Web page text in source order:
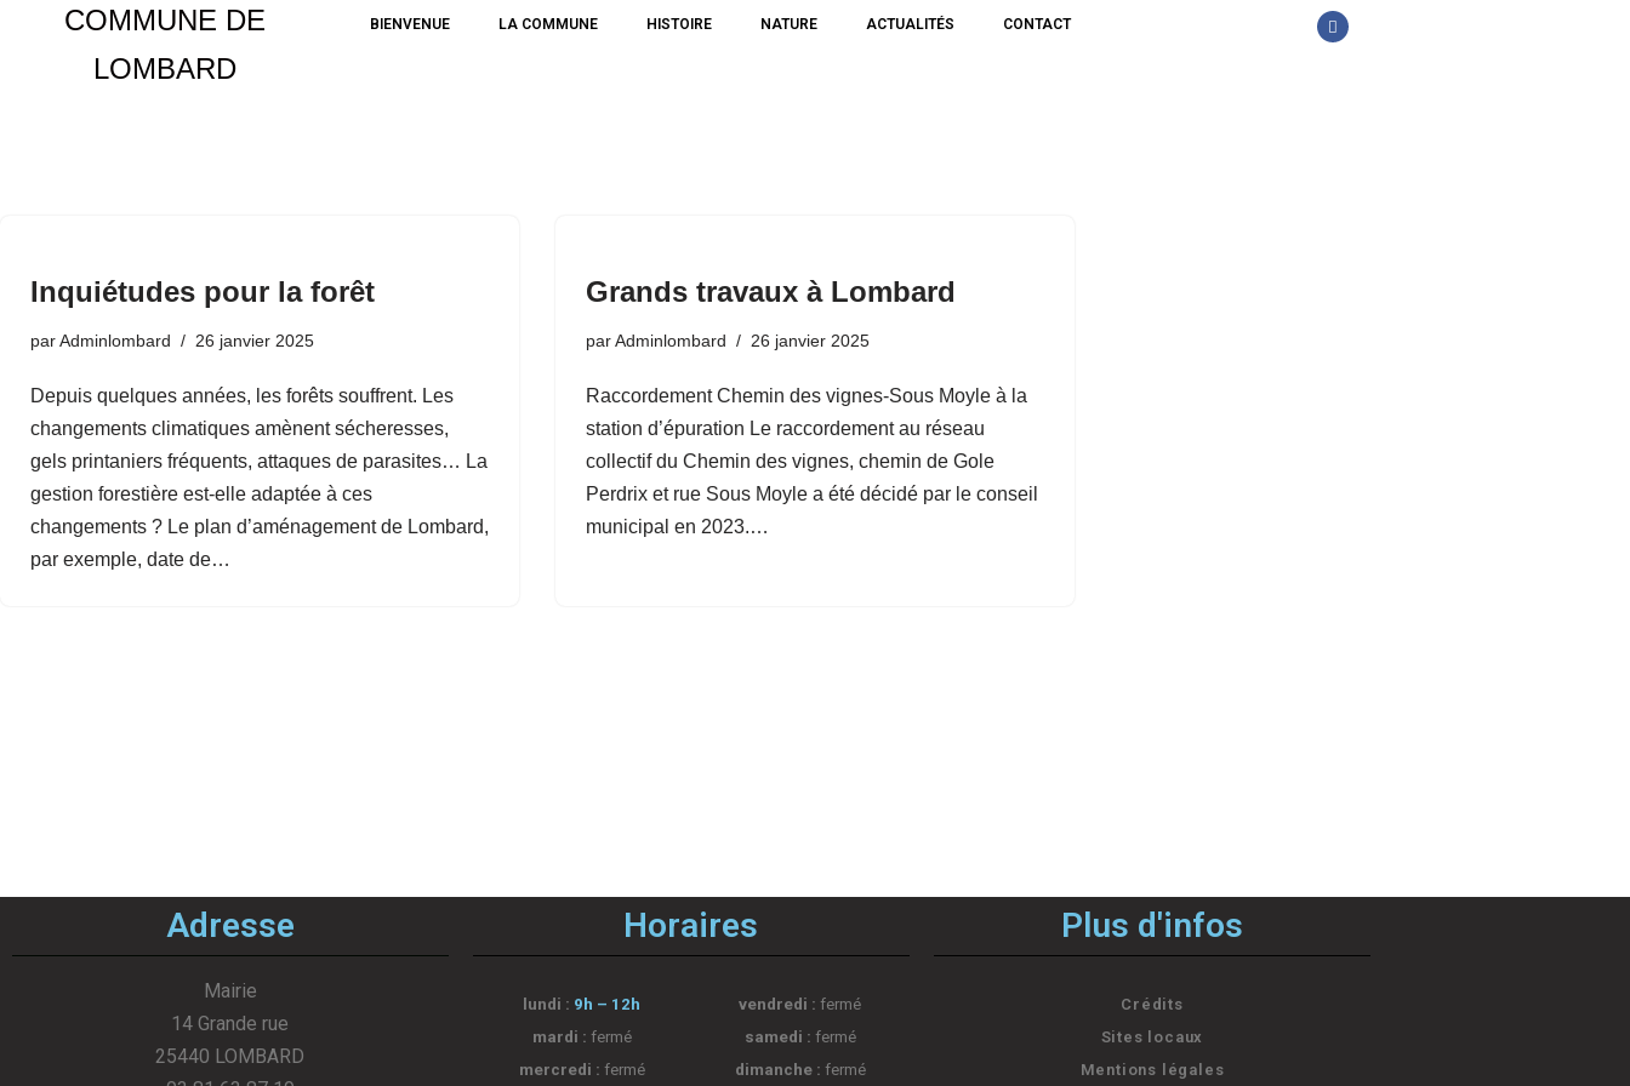
COMMUNE DE
LOMBARD
BIENVENUE LA COMMUNE HISTOIRE NATURE ACTUALITÉS CONTACT
Inquiétudes pour la forêt
parAdminlombard 26 janvier 2025
Depuis quelques années, les forêts souffrent. Les
changements climatiques amènent sécheresses,
gels printaniers fréquents, attaques de parasites… La
gestion forestière est-elle adaptée à ces
changements ? Le plan d’aménagement de Lombard,
par exemple, date de…
Grands travaux à Lombard
parAdminlombard 26 janvier 2025
Raccordement Chemin des vignes-Sous Moyle à la
station d’épuration Le raccordement au réseau
collectif du Chemin des vignes, chemin de Gole
Perdrix et rue Sous Moyle a été décidé par le conseil
municipal en 2023.…
Adresse
Mairie
14 Grande rue
25440 LOMBARD
Horaires
lundi : 9h – 12h
mardi : fermé
mercredi : fermé
vendredi : fermé
samedi : fermé
dimanche : fermé
Plus d'infos
Crédits
Sites locaux
Mentions légales